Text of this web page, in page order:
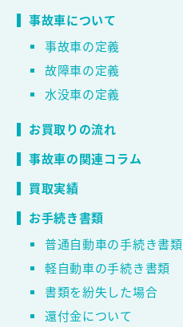
事故車について
事故車の定義
故障車の定義
水没車の定義
お買取りの流れ
事故車の関連コラム
買取実績
お手続き書類
普通自動車の手続き書類
軽自動車の手続き書類
書類を紛失した場合
還付金について